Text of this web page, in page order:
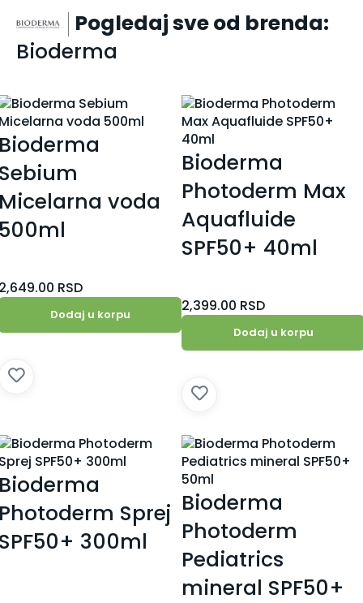
Pogledaj sve od brenda:
Bioderma
voda
RSD
Dodaj u korpu
Bioderma
Photoderm Max
Aquafluide
SPF50+ 40ml
2,399.00 RSD
Dodaj u korpu
Sprej
300ml
Bioderma
Photoderm
Pediatrics
mineral SPF50+